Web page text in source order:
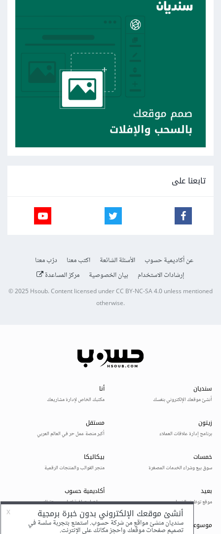
تابعنا على
عن أكاديمية حسوب الأسئلة الشائعة اكتب معنا
درّب معنا
إرشادات الاستخدام
بيان الخصوصية مركز المساعدة
© 2025Hsoub.Content licensed underCC BY-NC-SA 4.0unless mentioned
otherwise.